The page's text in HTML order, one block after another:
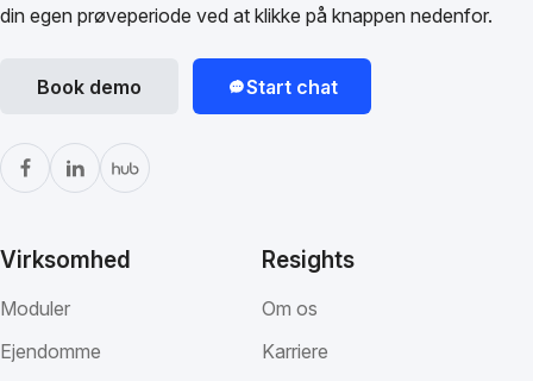
din egen prøveperiode ved at klikke på knappen nedenfor.
Book demo Start chat
Virksomhed
Moduler
Ejendomme
Resights
Om os
Karriere